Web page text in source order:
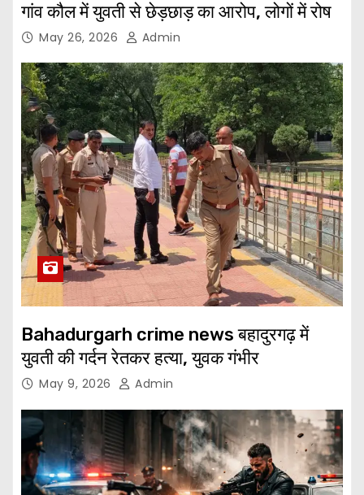
गांव कौल में युवती से छेड़छाड़ का आरोप, लोगों में रोष
May 26, 2026 Admin
Bahadurgarh crime news बहादुरगढ़ में
युवती की गर्दन रेतकर हत्या, युवक गंभीर
May 9, 2026 Admin